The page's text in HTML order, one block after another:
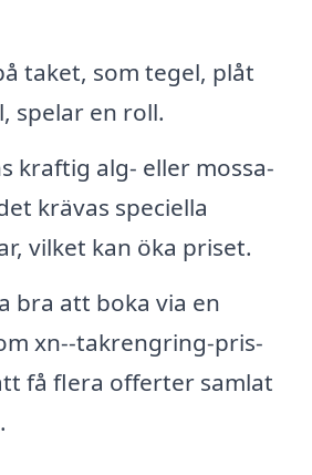
taket, som tegel, plåt
spelar en roll.
kraftig alg- eller mossa-
krävas speciella
vilket kan öka priset.
bra att boka via en
xn--takrengring-pris-
få flera offerter samlat